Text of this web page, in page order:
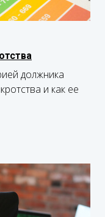
должника
и как ее